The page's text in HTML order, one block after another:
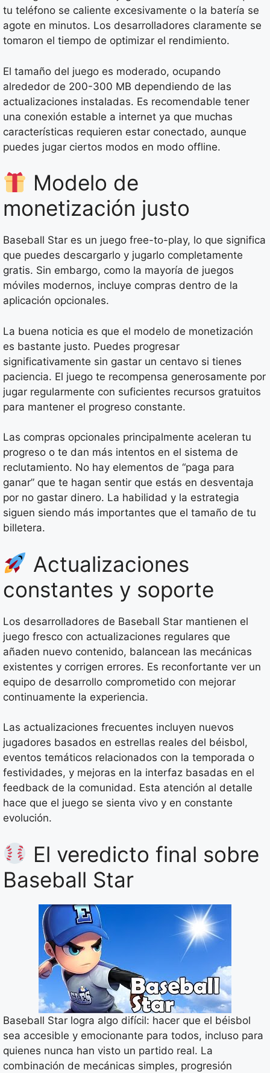
tu teléfono se caliente excesivamente o la batería se
agote en minutos. Los desarrolladores claramente se
tomaron el tiempo de optimizar el rendimiento.
El tamaño del juego es moderado, ocupando
alrededor de 200-300 MB dependiendo de las
actualizaciones instaladas. Es recomendable tener
una conexión estable a internet ya que muchas
características requieren estar conectado, aunque
puedes jugar ciertos modos en modo offline.
Modelo de
monetización justo
Baseball Star es un juego free-to-play, lo que significa
que puedes descargarlo y jugarlo completamente
gratis. Sin embargo, como la mayoría de juegos
móviles modernos, incluye compras dentro de la
aplicación opcionales.
La buena noticia es que el modelo de monetización
es bastante justo. Puedes progresar
significativamente sin gastar un centavo si tienes
paciencia. El juego te recompensa generosamente por
jugar regularmente con suficientes recursos gratuitos
para mantener el progreso constante.
Las compras opcionales principalmente aceleran tu
progreso o te dan más intentos en el sistema de
reclutamiento. No hay elementos de “paga para
ganar” que te hagan sentir que estás en desventaja
por no gastar dinero. La habilidad y la estrategia
siguen siendo más importantes que el tamaño de tu
billetera.
Actualizaciones
constantes y soporte
Los desarrolladores de Baseball Star mantienen el
juego fresco con actualizaciones regulares que
añaden nuevo contenido, balancean las mecánicas
existentes y corrigen errores. Es reconfortante ver un
equipo de desarrollo comprometido con mejorar
continuamente la experiencia.
Las actualizaciones frecuentes incluyen nuevos
jugadores basados en estrellas reales del béisbol,
eventos temáticos relacionados con la temporada o
festividades, y mejoras en la interfaz basadas en el
feedback de la comunidad. Esta atención al detalle
hace que el juego se sienta vivo y en constante
evolución.
El veredicto final sobre
Baseball Star
Baseball Star logra algo difícil: hacer que el béisbol
sea accesible y emocionante para todos, incluso para
quienes nunca han visto un partido real. La
combinación de mecánicas simples, progresión